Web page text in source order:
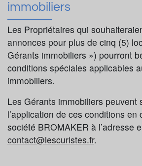
immobiliers
Les Propriétaires qui
annonces pour plus de cinq (5)
Gérants immobiliers ») pourront
conditions spéciales applicables
immobiliers.
Les Gérants immobiliers peuvent
l’application de ces conditions en
société BROMAKER à l’adresse
contact@lescuristes.fr.